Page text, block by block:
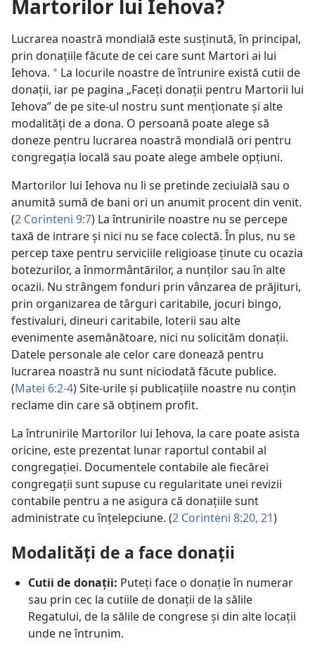
Martorilor lui Iehova?
Lucrarea noastră mondială este susținută, în principal,
prin donațiile făcute de cei care sunt Martori ai lui
Iehova. a La locurile noastre de întrunire există cutii de
donații, iar pe pagina „Faceți donații pentru Martorii lui
Iehova” de pe site-ul nostru sunt menționate și alte
modalități de a dona. O persoană poate alege să
doneze pentru lucrarea noastră mondială ori pentru
congregația locală sau poate alege ambele opțiuni.
Martorilor lui Iehova nu li se pretinde zeciuială sau o
anumită sumă de bani ori un anumit procent din venit.
(2 Corinteni 9:7) La întrunirile noastre nu se percepe
taxă de intrare și nici nu se face colectă. În plus, nu se
percep taxe pentru serviciile religioase ținute cu ocazia
botezurilor, a înmormântărilor, a nunților sau în alte
ocazii. Nu strângem fonduri prin vânzarea de prăjituri,
prin organizarea de târguri caritabile, jocuri bingo,
festivaluri, dineuri caritabile, loterii sau alte
evenimente asemănătoare, nici nu solicităm donații.
Datele personale ale celor care donează pentru
lucrarea noastră nu sunt niciodată făcute publice.
(Matei 6:2-4) Site-urile și publicațiile noastre nu conțin
reclame din care să obținem profit.
La întrunirile Martorilor lui Iehova, la care poate asista
oricine, este prezentat lunar raportul contabil al
congregației. Documentele contabile ale fiecărei
congregații sunt supuse cu regularitate unei revizii
contabile pentru a ne asigura că donațiile sunt
administrate cu înțelepciune. (2 Corinteni 8:20, 21)
Modalități de a face donații
Cutii de donații: Puteți face o donație în numerar
sau prin cec la cutiile de donații de la sălile
Regatului, de la sălile de congrese și din alte locații
unde ne întrunim.